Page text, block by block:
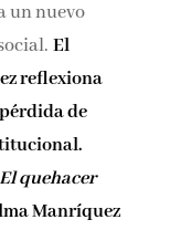
un nuevo
El
reflexiona
de
El quehacer
Manríquez
y condiciones